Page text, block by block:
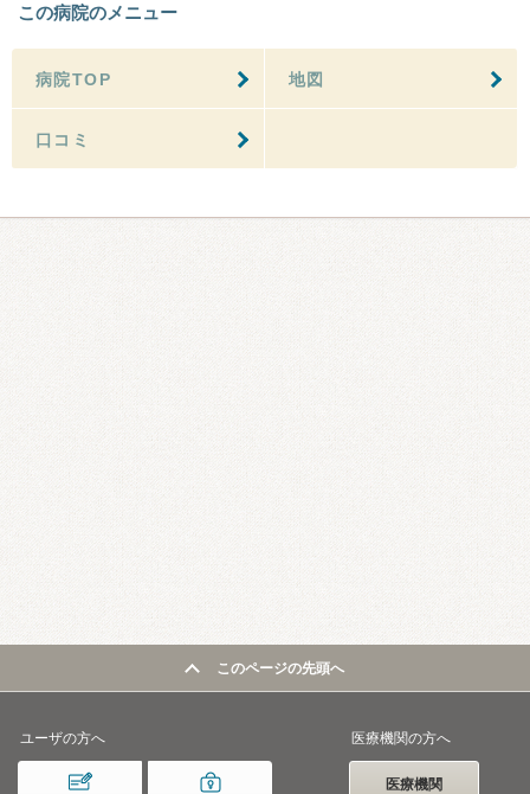
この病院のメニュー
病院TOP 地図
口コミ
このページの先頭へ
ユーザの方へ 医療機関の方へ
医療機関